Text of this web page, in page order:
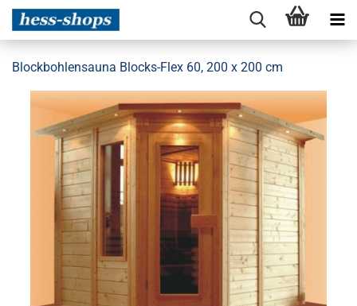
Blockbohlensauna Blocks-Flex 60, 200 x 200 cm